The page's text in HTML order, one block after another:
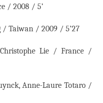
/ 2008 / 5’
/ Taiwan / 2009 / 5’27
Lie / France /
Anne-Laure Totaro /